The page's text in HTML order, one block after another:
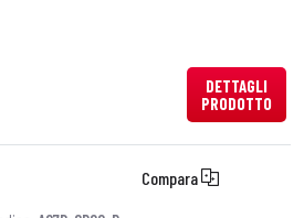
DETTAGLI
PRODOTTO
Compara